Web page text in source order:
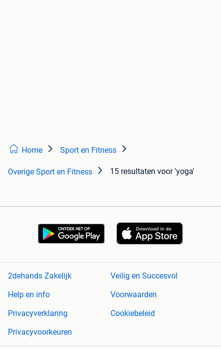
Home Sport en Fitness
Overige Sport en Fitness 15 resultaten voor 'yoga'
2dehands Zakelijk
Veilig en Succesvol
Help en info
Voorwaarden
Privacyverklaring
Cookiebeleid
Privacyvoorkeuren